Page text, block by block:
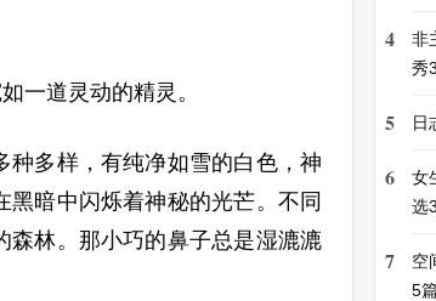
一道灵动的精灵。
多样，有纯净如雪的白色，神
暗中闪烁着神秘的光芒。不同
森林。那小巧的鼻子总是湿漉漉
4
非
秀
5 日
6
女
选
7
空
5